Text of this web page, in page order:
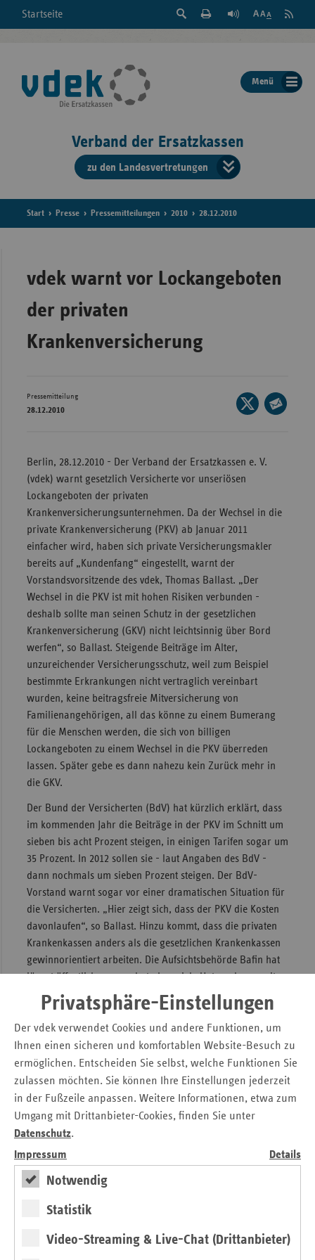
Privatsphäre-Einstellungen
Der vdek verwendet Cookies und andere Funktionen, um
Ihnen einen sicheren und komfortablen Website-Besuch zu
ermöglichen. Entscheiden Sie selbst, welche Funktionen Sie
zulassen möchten. Sie können Ihre Einstellungen jederzeit
in der Fußzeile anpassen. Weitere Informationen, etwa zum
Umgang mit Drittanbieter-Cookies, finden Sie unter
Datenschutz.
Impressum
Details
Notwendig
Statistik
Video-Streaming & Live-Chat (Drittanbieter)
Startseite
Suche
der
Seite
Feed
Menü
Verband der Ersatzkassen
zu den Landesvertretungen
der
Start Presse Pressemitteilungen 2010 28.12.2010
vdek warnt vor Lockangeboten
der privaten
Krankenversicherung
Pressemitteilung
28.12.2010
Seite
auf
Berlin, 28.12.2010 - Der Verband der Ersatzkassen e. V.
(vdek) warnt gesetzlich Versicherte vor unseriösen
Lockangeboten der privaten
Krankenversicherungsunternehmen. Da der Wechsel in die
private Krankenversicherung (PKV) ab Januar 2011
einfacher wird, haben sich private Versicherungsmakler
bereits auf „Kundenfang“ eingestellt, warnt der
Vorstandsvorsitzende des vdek, Thomas Ballast. „Der
Wechsel in die PKV ist mit hohen Risiken verbunden -
deshalb sollte man seinen Schutz in der gesetzlichen
Krankenversicherung (GKV) nicht leichtsinnig über Bord
werfen“, so Ballast. Steigende Beiträge im Alter,
unzureichender Versicherungsschutz, weil zum Beispiel
bestimmte Erkrankungen nicht vertraglich vereinbart
wurden, keine beitragsfreie Mitversicherung von
Familienangehörigen, all das könne zu einem Bumerang
für die Menschen werden, die sich von billigen
Lockangeboten zu einem Wechsel in die PKV überreden
lassen. Später gebe es dann nahezu kein Zurück mehr in
die GKV.
Der Bund der Versicherten (BdV) hat kürzlich erklärt, dass
im kommenden Jahr die Beiträge in der PKV im Schnitt um
sieben bis acht Prozent steigen, in einigen Tarifen sogar um
35 Prozent. In 2012 sollen sie - laut Angaben des BdV -
dann nochmals um sieben Prozent steigen. Der BdV-
Vorstand warnt sogar vor einer dramatischen Situation für
die Versicherten. „Hier zeigt sich, dass der PKV die Kosten
davonlaufen“, so Ballast. Hinzu kommt, dass die privaten
Krankenkassen anders als die gesetzlichen Krankenkassen
gewinnorientiert arbeiten. Die Aufsichtsbehörde Bafin hat
jüngst öffentlich angemahnt, dass viele Unternehmen mit
Maklern und Vermittlern zusammenarbeiten, die „offenbar
aus Profitstreben die Qualität der Beratung“
vernachlässigten und völlig überzogene Provisionen
kassierten. Zielgruppe dieser Machenschaften seien primär
junge und gesunde Gutverdiener, mahnt die Behörde.
„Diese Warnungen sollten ernst genommen werden“, so
Ballast abschließend. „Bevor irgendein Vertrag
unterzeichnet wird, sollten sich die Versicherten einen Rat
von ihrer gesetzlichen Krankenkasse oder der
Kontakt
Michaela Gottfried
10963 Berlin